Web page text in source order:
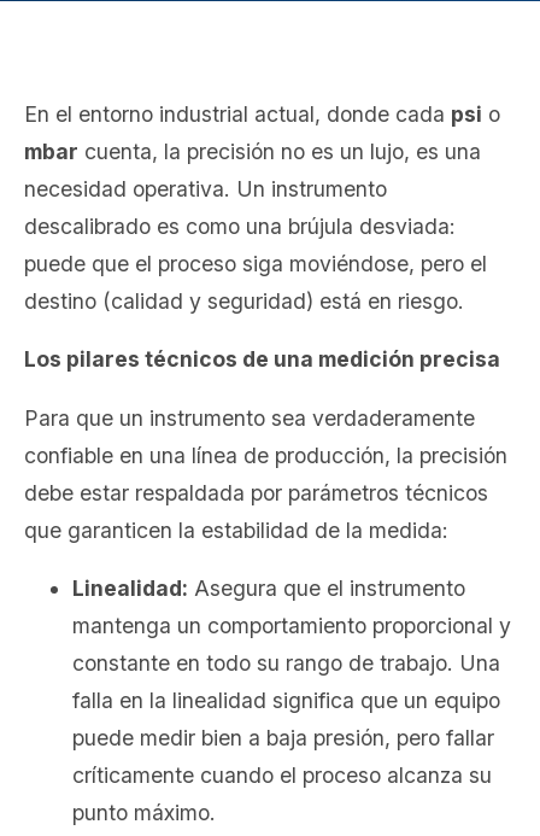
En el entorno industrial actual, donde cada psi o
mbar cuenta, la precisión no es un lujo, es una
necesidad operativa. Un instrumento
descalibrado es como una brújula desviada:
puede que el proceso siga moviéndose, pero el
destino (calidad y seguridad) está en riesgo.
Los pilares técnicos de una medición precisa
Para que un instrumento sea verdaderamente
confiable en una línea de producción, la precisión
debe estar respaldada por parámetros técnicos
que garanticen la estabilidad de la medida:
Linealidad: Asegura que el instrumento
mantenga un comportamiento proporcional y
constante en todo su rango de trabajo. Una
falla en la linealidad significa que un equipo
puede medir bien a baja presión, pero fallar
críticamente cuando el proceso alcanza su
punto máximo.